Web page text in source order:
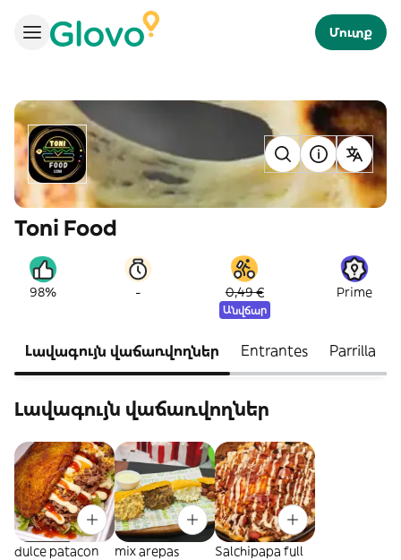
Մուտք
Toni Food
98% - 0,49 €
Անվճար
Prime
Լավագույն վաճառվողներ Entrantes Parrilla
Լավագույն վաճառվողներ
dulce patacon
mix arepas
Salchipapa full